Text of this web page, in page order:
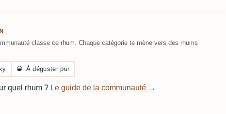
classe ce rhum. Chaque catégorie te mène vers des rhums
🥃 À déguster pur
quel rhum ? Le guide de la communauté →